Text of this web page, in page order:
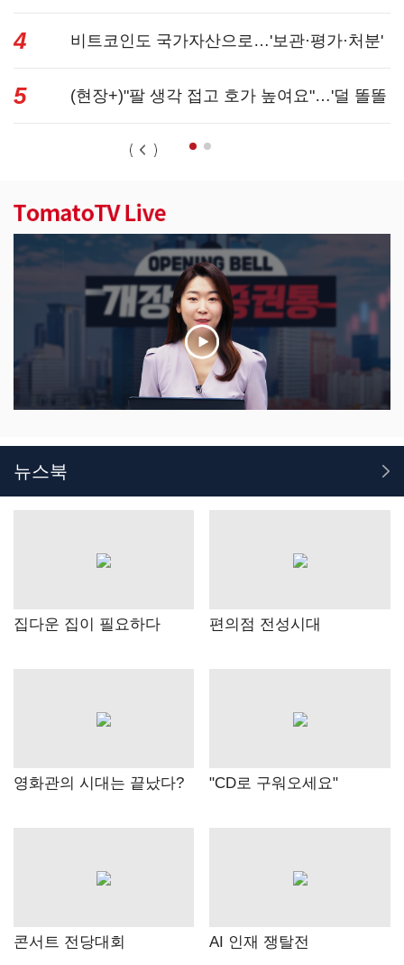
상한가...
4 비트코인도 국가자산으로…'보관·평가·처분'
기준은 ...
5 (현장+)"팔 생각 접고 호가 높여요"…'덜 똘똘
한 한 채' 20...
뉴스북
집다운 집이 필요하다 편의점 전성시대
영화관의 시대는 끝났다? "CD로 구워오세요"
콘서트 전당대회 AI 인재 쟁탈전